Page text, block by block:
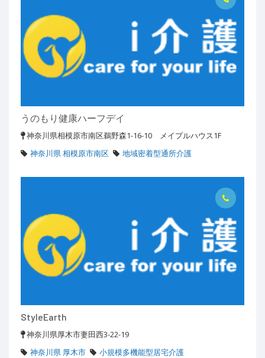
うのもり健康ハーフデイ
神奈川県相模原市南区鵜野森1-16-10 メイプルハウス1F
神奈川県 相模原市南区
地域密着型通所介護
StyleEarth
神奈川県厚木市妻田西3-22-19
神奈川県 厚木市
小規模多機能型居宅介護